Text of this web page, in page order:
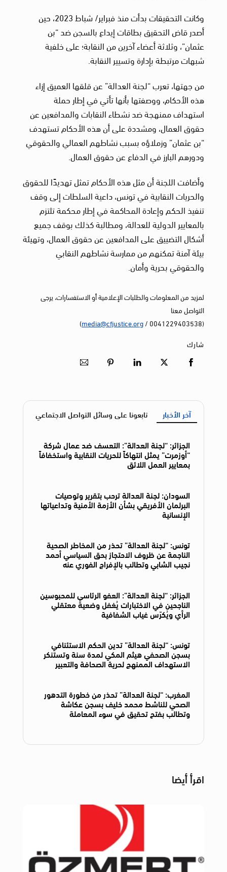
وكانت التحقيقات بدأت منذ فبراير/ شباط 2023، حين
أصدر قاض التحقيق بطاقات إيداع بالسجن ضد “بن
عثمان”، وثلاثة أعضاء آخرين من النقابة؛ على خلفية
شبهات مرتبطة بإدارة وتسيير النقابة.
من جهتها، تعرب “لجنة العدالة” عن قلقها العميق إزاء
هذه الأحكام، ووصفتها بأنها تأتي في إطار حملة
استهداف ممنهجة ضد نشطاء النقابات والمدافعين عن
حقوق العمال، ومشددة على أن هذه الأحكام تستهدف
“بن عثمان” وزملاؤه بسبب نشاطهم العمالي والحقوقي
ودورهم البارز في الدفاع عن حقوق العمال.
وأضافت اللجنة أن مثل هذه الأحكام تمثل تهديدًا للحقوق
والحريات النقابية في تونس، داعية السلطات إلى وقف
تنفيذ الحكم وإعادة المحاكمة في إطار محكمة تلتزم
بالمعايير الدولية للعدالة، ومطالبة كذلك بوقف جميع
أشكال التضييق على المدافعين عن حقوق العمال، وتهيئة
بيئة آمنة تمكنهم من ممارسة نشاطهم النقابي
والحقوقي بحرية وأمان.
لمزيد من المعلومات والطلبات الإعلامية أو الاستفسارات، يرجى
التواصل معنا
(0041229403538 /
media@cfjustice.org
)
شارك
آخر الأخبار تابعونا على وسائل التواصل الاجتماعي
الجزائر: “لجنة العدالة”: التعسف ضد عمال شركة
“أوزمرت” يمثل انتهاكاً للحريات النقابية واستخفافاً
بمعايير العمل اللائق
السودان: لجنة العدالة ترحب بتقرير وتوصيات
البرلمان الأفريقي بشأن الأزمة الأمنية وتداعياتها
الإنسانية
تونس: “لجنة العدالة” تحذر من المخاطر الصحية
الناجمة عن ظروف الاحتجاز بحق السياسي أحمد
نجيب الشابي وتطالب بالإفراج الفوري عنه
الجزائر: “لجنة العدالة”: العفو الرئاسي للمحبوسين
الناجحين في الاختبارات يُغفل وضعية معتقلي
الرأي ويُكرّس غياب الشفافية
تونس: “لجنة العدالة” تدين الحكم الاستئنافي
بسجن الصحفي هيثم المكي لمدة سنة وتستنكر
الاستهداف الممنهج لحرية الصحافة والتعبير
المغرب: “لجنة العدالة” تحذر من خطورة التدهور
الصحي للناشط محمد خليف بسجن عكاشة
وتطالب بفتح تحقيق في سوء المعاملة
اقرأ أيضا